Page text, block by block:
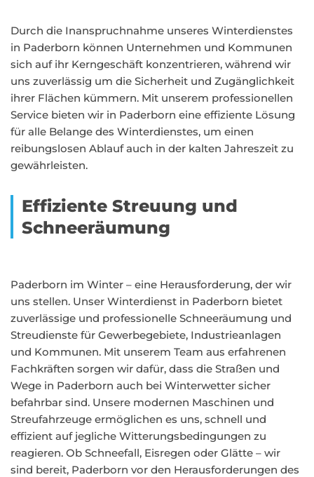
Durch die Inanspruchnahme unseres Winterdienstes
in Paderborn können Unternehmen und Kommunen
sich auf ihr Kerngeschäft konzentrieren, während wir
uns zuverlässig um die Sicherheit und Zugänglichkeit
ihrer Flächen kümmern. Mit unserem professionellen
Service bieten wir in Paderborn eine effiziente Lösung
für alle Belange des Winterdienstes, um einen
reibungslosen Ablauf auch in der kalten Jahreszeit zu
gewährleisten.
Effiziente Streuung und
Schneeräumung
Paderborn im Winter – eine Herausforderung, der wir
uns stellen. Unser Winterdienst in Paderborn bietet
zuverlässige und professionelle Schneeräumung und
Streudienste für Gewerbegebiete, Industrieanlagen
und Kommunen. Mit unserem Team aus erfahrenen
Fachkräften sorgen wir dafür, dass die Straßen und
Wege in Paderborn auch bei Winterwetter sicher
befahrbar sind. Unsere modernen Maschinen und
Streufahrzeuge ermöglichen es uns, schnell und
effizient auf jegliche Witterungsbedingungen zu
reagieren. Ob Schneefall, Eisregen oder Glätte – wir
sind bereit, Paderborn vor den Herausforderungen des